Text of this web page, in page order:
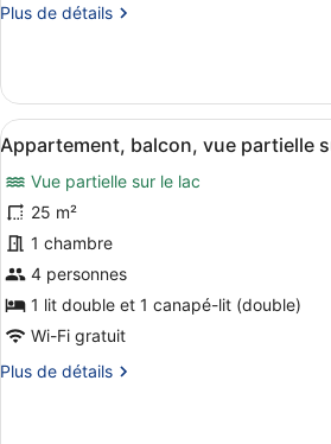
de
rez-
de-
chaussée
Plus de détails
Plus
le
type
de
chambre
Appartement,
rez-
de-
chaussée
Afficher
toutes
les
photos
pour
ce
type
de
chambre :
Appartement,
Une
7
Appartement, balcon, vue partielle
Vue partielle sur le lac
25 m²
1 chambre
4 personnes
1 lit double et 1 canapé-lit (double)
Wi-Fi gratuit
Plus de détails
Plus